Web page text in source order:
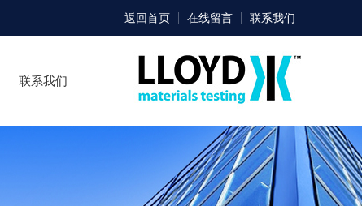
返回首页 在线留言 联系我们
联系我们